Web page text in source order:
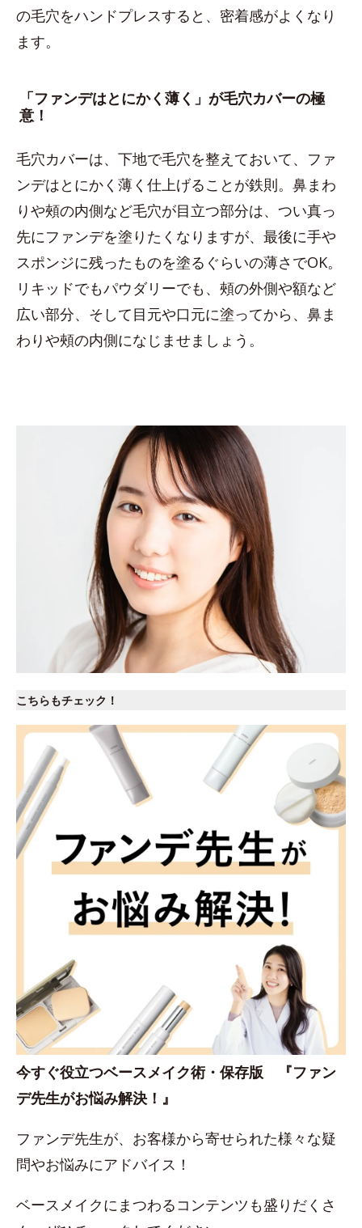
の毛穴をハンドプレスすると、密着感がよくなり
ます。
「ファンデはとにかく薄く」が毛穴カバーの極
意！
毛穴カバーは、下地で毛穴を整えておいて、ファ
ンデはとにかく薄く仕上げることが鉄則。鼻まわ
りや頰の内側など毛穴が目立つ部分は、つい真っ
先にファンデを塗りたくなりますが、最後に手や
スポンジに残ったものを塗るぐらいの薄さでOK。
リキッドでもパウダリーでも、頰の外側や額など
広い部分、そして目元や口元に塗ってから、鼻ま
わりや頰の内側になじませましょう。
こちらもチェック！
今すぐ役立つベースメイク術・保存版 『ファン
デ先生がお悩み解決！』
ファンデ先生が、お客様から寄せられた様々な疑
問やお悩みにアドバイス！
ベースメイクにまつわるコンテンツも盛りだくさ